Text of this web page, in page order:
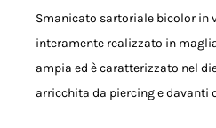
Smanicato sartoriale bicolor in
interamente realizzato in
ampia ed è caratterizzato nel
arricchita da piercing e davanti